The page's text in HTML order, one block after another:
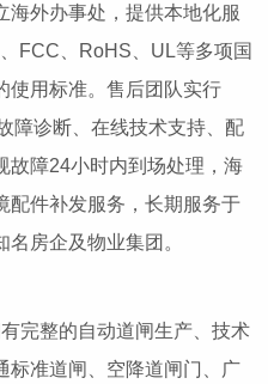
海外办事处，提供本地化服
FCC、RoHS、UL等多项国
使用标准。售后团队实行
障诊断、在线技术支持、配
故障24小时内到场处理，海
配件补发服务，长期服务于
房企及物业集团。
整的自动道闸生产、技术
标准道闸、空降道闸门、广